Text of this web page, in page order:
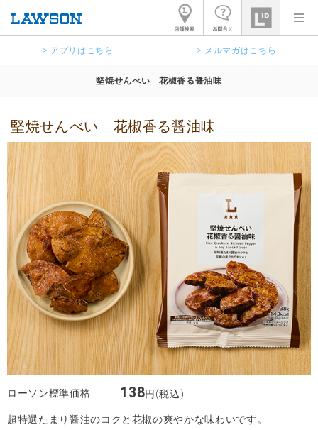
> アプリはこちら > メルマガはこちら
堅焼せんべい 花椒香る醤油味
堅焼せんべい 花椒香る醤油味
ローソン標準価格 138円(税込)
超特選たまり醤油のコクと花椒の爽やかな味わいです。